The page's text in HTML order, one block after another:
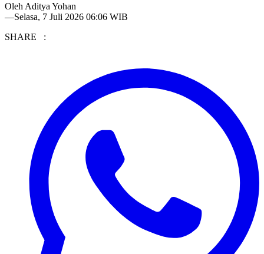
Oleh Aditya Yohan
—Selasa, 7 Juli 2026 06:06 WIB
SHARE :